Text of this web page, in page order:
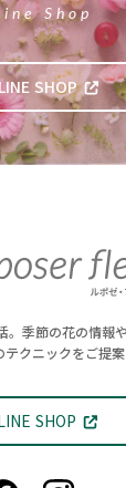
Shop
SHOP
。季節の花の情報
クニックをご提案
SHOP